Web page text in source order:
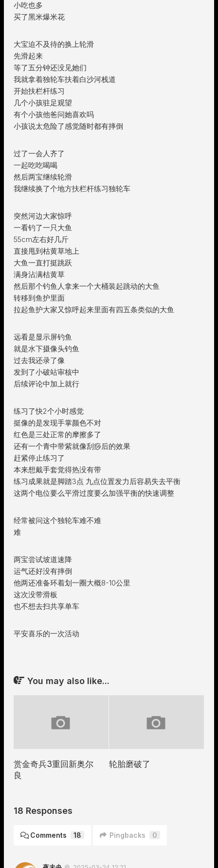
小吃也多
买了黑米爆米花
大宝迫不及待的换上轮滑
先滑起来
等了五分钟还没见她们
我就拿着独轮车扶着白沙河栈道
开始扶栏杆练习
几个小孩驻足观望
有个小孩他爸问她喜欢吗
小孩说太危险了感觉随时都有摔倒
过了一会人齐了
一起吃吃喝喝
然后两宝继续轮滑
我继续换了个地方扶栏杆练习独轮车
突然河边大家惊呼
一看钓了一只大鱼
55cm左右好几斤
直接甩到枯黄草地上
大鱼一直打挺跳跃
满身沾满枯黄草
然后那个钓鱼人拿来一个大桶装起跳动的大鱼
转移到鱼护里面
拉起鱼护大家又惊呼起来里面有四五条类似的大鱼
远看是显示屏钓鱼
就是水下摄像头钓鱼
过去我还录了像
发到了小破站审核中
后续评论中加上就行
练习了快2个小时感觉
挺像的是发现手掌颜色不对
红色是三处正常的摩擦多了
还有一个青中带紫就像刮痧后的效果
赶紧停止练习了
本来想戴手套觉得热没有带
练习成果就是脚踏3点 九点位置发力后容易失去平衡
这两个电位要么平滑过度要么加强平衡的快速调整
经常被问这个独轮车难不难
难
两宝尝试坡道速降
运气还好没有摔倒
他两还准备环着划一圈大概8-10公里
这次没带滑板
也不想去扫共享单车
平安喜乐的一次活动
You may also like...
赏金奇兵3重回新奥尔
良
轮胎磨破了
18 Responses
Comments 18 Pingbacks 0